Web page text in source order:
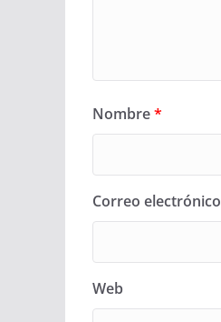
Nombre*
Correo electrónico
Web